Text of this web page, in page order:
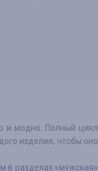
и модно. Полный цикл
изделия, чтобы оно
в разделах «мужская»